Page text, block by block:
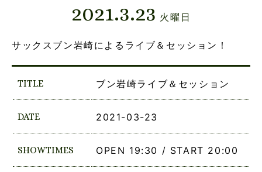
2021.3.23 火曜日
サックスブン岩崎によるライブ＆セッション！
TITLE ブン岩崎ライブ＆セッション
DATE 2021-03-23
SHOWTIMES OPEN 19:30 / START 20:00